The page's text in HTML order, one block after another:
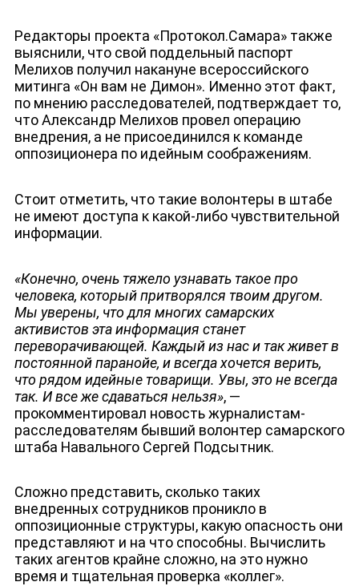
ЮТУБ-КАНАЛ
Редакторы проекта «Протокол.Самара» также
выяснили, что свой поддельный паспорт
Мелихов получил накануне всероссийского
митинга «Он вам не Димон». Именно этот факт,
по мнению расследователей, подтверждает то,
что Александр Мелихов провел операцию
внедрения, а не присоединился к команде
оппозиционера по идейным соображениям.
Стоит отметить, что такие волонтеры в штабе
не имеют доступа к какой-либо чувствительной
информации.
«Конечно, очень тяжело узнавать такое про
человека, который притворялся твоим другом.
Мы уверены, что для многих самарских
активистов эта информация станет
переворачивающей. Каждый из нас и так живет в
постоянной паранойе, и всегда хочется верить,
что рядом идейные товарищи. Увы, это не всегда
так. И все же сдаваться нельзя», —
прокомментировал новость журналистам-
расследователям бывший волонтер самарского
штаба Навального Сергей Подсытник.
Сложно представить, сколько таких
внедренных сотрудников проникло в
оппозиционные структуры, какую опасность они
представляют и на что способны. Вычислить
таких агентов крайне сложно, на это нужно
время и тщательная проверка «коллег».